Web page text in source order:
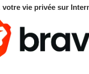
votre vie privée sur